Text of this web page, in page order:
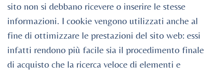
sito non si debbano ricevere o inserire le stesse
informazioni. I cookie vengono utilizzati anche al
fine di ottimizzare le prestazioni del sito web: essi
infatti rendono più facile sia il procedimento finale
di acquisto che la ricerca veloce di elementi e